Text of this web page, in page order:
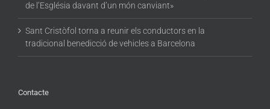
de l’Església davant d’un món canviant»
Sant Cristòfol torna a reunir els conductors en la
tradicional benedicció de vehicles a Barcelona
Contacte